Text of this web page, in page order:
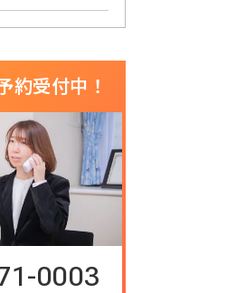
約受付中！
0003